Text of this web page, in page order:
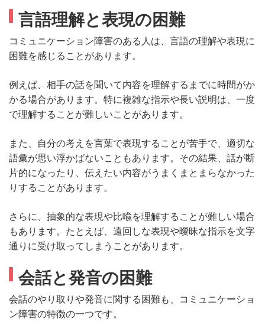
言語理解と表現の困難
コミュニケーション障害のある人は、言語の理解や表現に
困難を感じることがあります。
例えば、相手の話を聞いて内容を理解するまでに時間がか
かる場合があります。特に複雑な指示や長い説明は、一度
で理解することが難しいことがあります。
また、自分の考えを言葉で表現することが苦手で、適切な
語彙が思い浮かばないこともあります。その結果、話が断
片的になったり、伝えたい内容がうまくまとまらなかった
りすることがあります。
さらに、抽象的な表現や比喩を理解することが難しい場合
もあります。たとえば、遠回しな表現や曖昧な指示を文字
通りに受け取ってしまうことがあります。
会話と発音の困難
会話のやり取りや発音に関する困難も、コミュニケーショ
ン障害の特徴の一つです。